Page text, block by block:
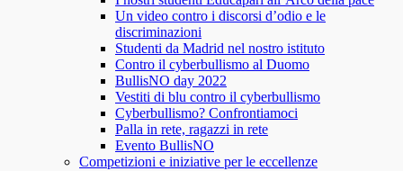
Un video contro i discorsi d’odio e le
discriminazioni
Studenti da Madrid nel nostro istituto
Contro il cyberbullismo al Duomo
BullisNO day 2022
Vestiti di blu contro il cyberbullismo
Cyberbullismo? Confrontiamoci
Palla in rete, ragazzi in rete
Evento BullisNO
Competizioni e iniziative per le eccellenze